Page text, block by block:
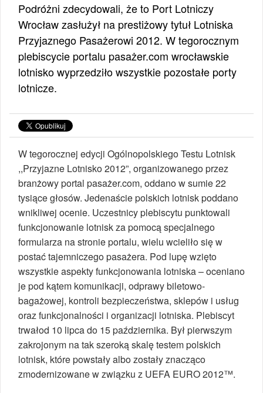
Podróżni zdecydowali, że to Port Lotniczy
Wrocław zasłużył na prestiżowy tytuł Lotniska
Przyjaznego Pasażerowi 2012. W tegorocznym
plebiscycie portalu pasażer.com wrocławskie
lotnisko wyprzedziło wszystkie pozostałe porty
lotnicze.
W tegorocznej edycji Ogólnopolskiego Testu Lotnisk
,,Przyjazne Lotnisko 2012”, organizowanego przez
branżowy portal pasażer.com, oddano w sumie 22
tysiące głosów. Jedenaście polskich lotnisk poddano
wnikliwej ocenie. Uczestnicy plebiscytu punktowali
funkcjonowanie lotnisk za pomocą specjalnego
formularza na stronie portalu, wielu wcieliło się w
postać tajemniczego pasażera. Pod lupę wzięto
wszystkie aspekty funkcjonowania lotniska – oceniano
je pod kątem komunikacji, odprawy biletowo-
bagażowej, kontroli bezpieczeństwa, sklepów i usług
oraz funkcjonalności i organizacji lotniska. Plebiscyt
trwałod 10 lipca do 15 października. Był pierwszym
zakrojonym na tak szeroką skalę testem polskich
lotnisk, które powstały albo zostały znacząco
zmodernizowane w związku z UEFA EURO 2012™.